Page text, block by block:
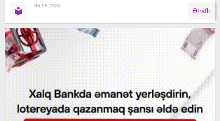
06.08.2026
Ətraflı